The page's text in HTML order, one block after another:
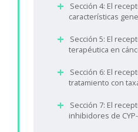
Sección 4: El
características
Sección 5: El
terapéutica en
Sección 6: El
tratamiento con
Sección 7: El
inhibidores de